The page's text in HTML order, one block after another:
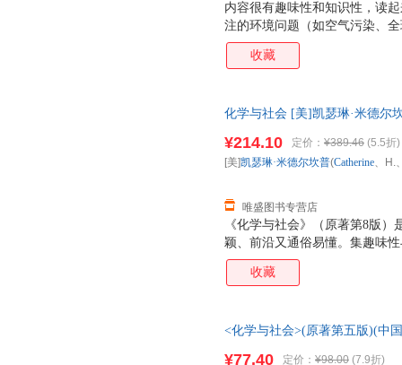
内容很有趣味性和知识性，读
注的环境问题（如空气污染、
能、电池），以及与我们日常
营养、基因等等。介绍了很多
中常遇到的问题展开的，非常
收藏
化学与社会 [美]凯瑟琳·米德尔
《化学与社会》（原著第8版
颖、前沿又通俗易懂。集趣味
人们普遍关注的话题，讨论了
环境问题，如空气污染、全球
塑料、药物、食物、营养、基
¥214.10 定价： ¥389.46 (5.5折)
唯盛图书专营店
[美]凯瑟琳·米德尔坎普(Catherine、H.
收藏
<化学与社会>(原著第五版)(中
¥77.40 定价： ¥98.00 (7.9折)